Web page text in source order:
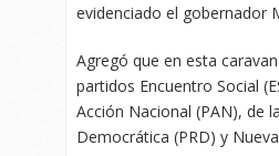
evidenciado el gobernador
Agregó que en esta
partidos Encuentro Social
Acción Nacional (PAN), de
Democrática (PRD) y